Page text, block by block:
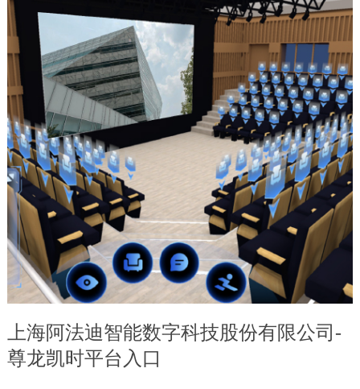
上海阿法迪智能数字科技股份有限公司-
尊龙凯时平台入口